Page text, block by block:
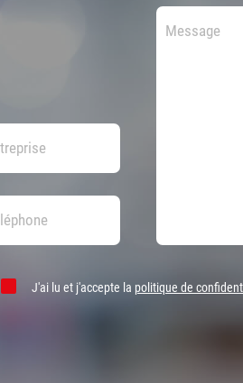
J'ai lu et j'accepte la politique de